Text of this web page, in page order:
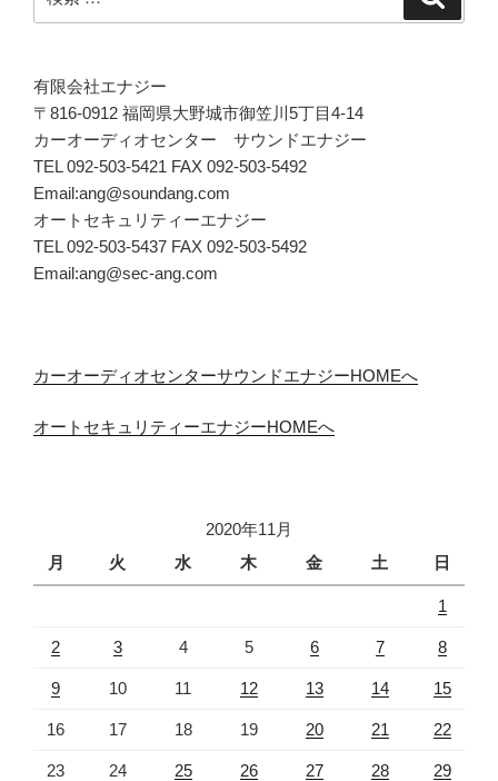
索:
有限会社エナジー
〒816-0912 福岡県大野城市御笠川5丁目4-14
カーオーディオセンター サウンドエナジー
TEL 092-503-5421 FAX 092-503-5492
Email:ang@soundang.com
オートセキュリティーエナジー
TEL 092-503-5437 FAX 092-503-5492
Email:ang@sec-ang.com
カーオーディオセンターサウンドエナジーHOMEへ
オートセキュリティーエナジーHOMEへ
2020年11月
月
火 水 木 金 土 日
1
2 3 4 5 6 7 8
9 10 11 12 13 14 15
16 17 18 19 20 21 22
23 24 25 26 27 28 29